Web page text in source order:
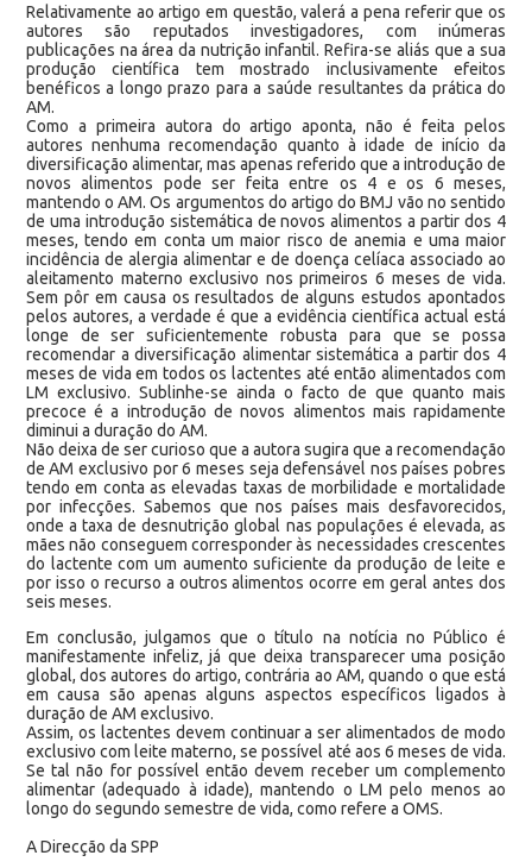
Relativamente ao artigo em questão, valerá a pena referir que os
autores são reputados investigadores, com inúmeras
publicações na área da nutrição infantil. Refira-se aliás que a sua
produção científica tem mostrado inclusivamente efeitos
benéficos a longo prazo para a saúde resultantes da prática do
AM.
Como a primeira autora do artigo aponta, não é feita pelos
autores nenhuma recomendação quanto à idade de início da
diversificação alimentar, mas apenas referido que a introdução de
novos alimentos pode ser feita entre os 4 e os 6 meses,
mantendo o AM. Os argumentos do artigo do BMJ vão no sentido
de uma introdução sistemática de novos alimentos a partir dos 4
meses, tendo em conta um maior risco de anemia e uma maior
incidência de alergia alimentar e de doença celíaca associado ao
aleitamento materno exclusivo nos primeiros 6 meses de vida.
Sem pôr em causa os resultados de alguns estudos apontados
pelos autores, a verdade é que a evidência científica actual está
longe de ser suficientemente robusta para que se possa
recomendar a diversificação alimentar sistemática a partir dos 4
meses de vida em todos os lactentes até então alimentados com
LM exclusivo. Sublinhe-se ainda o facto de que quanto mais
precoce é a introdução de novos alimentos mais rapidamente
diminui a duração do AM.
Não deixa de ser curioso que a autora sugira que a recomendação
de AM exclusivo por 6 meses seja defensável nos países pobres
tendo em conta as elevadas taxas de morbilidade e mortalidade
por infecções. Sabemos que nos países mais desfavorecidos,
onde a taxa de desnutrição global nas populações é elevada, as
mães não conseguem corresponder às necessidades crescentes
do lactente com um aumento suficiente da produção de leite e
por isso o recurso a outros alimentos ocorre em geral antes dos
seis meses.
Em conclusão, julgamos que o título na notícia no Público é
manifestamente infeliz, já que deixa transparecer uma posição
global, dos autores do artigo, contrária ao AM, quando o que está
em causa são apenas alguns aspectos específicos ligados à
duração de AM exclusivo.
Assim, os lactentes devem continuar a ser alimentados de modo
exclusivo com leite materno, se possível até aos 6 meses de vida.
Se tal não for possível então devem receber um complemento
alimentar (adequado à idade), mantendo o LM pelo menos ao
longo do segundo semestre de vida, como refere a OMS.
A Direcção da SPP